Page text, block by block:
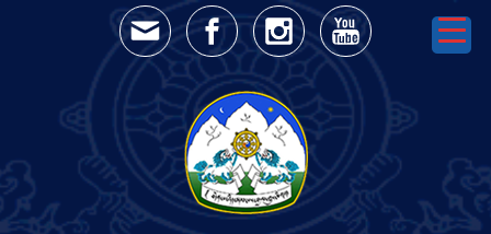
Skip to main content